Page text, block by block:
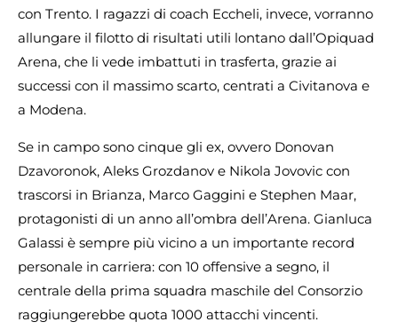
con Trento. I ragazzi di coach Eccheli, invece, vorranno
allungare il filotto di risultati utili lontano dall’Opiquad
Arena, che li vede imbattuti in trasferta, grazie ai
successi con il massimo scarto, centrati a Civitanova e
a Modena.
Se in campo sono cinque gli ex, ovvero Donovan
Dzavoronok, Aleks Grozdanov e Nikola Jovovic con
trascorsi in Brianza, Marco Gaggini e Stephen Maar,
protagonisti di un anno all’ombra dell’Arena. Gianluca
Galassi è sempre più vicino a un importante record
personale in carriera: con 10 offensive a segno, il
centrale della prima squadra maschile del Consorzio
raggiungerebbe quota 1000 attacchi vincenti.